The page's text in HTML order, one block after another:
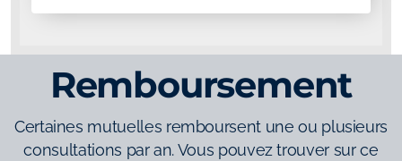
Remboursement
Certaines mutuelles remboursent une ou plusieurs
consultations par an. Vous pouvez trouver sur ce